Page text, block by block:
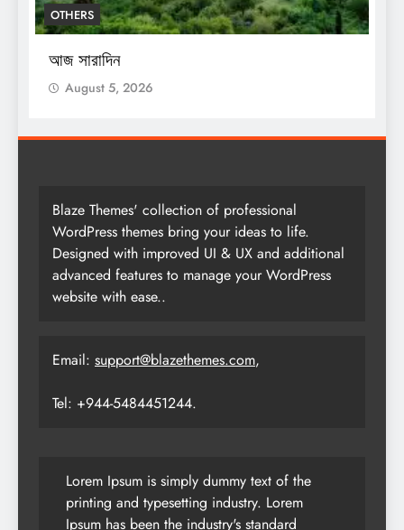
OTHERS
আজ সারাদিন
August 5, 2026
Blaze Themes' collection of professional
WordPress themes bring your ideas to life.
Designed with improved UI & UX and additional
advanced features to manage your WordPress
website with ease..
Email: support@blazethemes.com,
Tel: +944-5484451244.
Lorem Ipsum is simply dummy text of the
printing and typesetting industry. Lorem
Ipsum has been the industry's standard